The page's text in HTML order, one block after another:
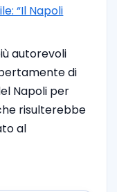
“Il Napoli
autorevoli
di
Napoli per
risulterebbe
al